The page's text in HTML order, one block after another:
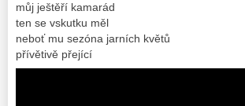
můj ještěří kamarád
ten se vskutku měl
neboť mu sezóna jarních květů
přívětivě přející